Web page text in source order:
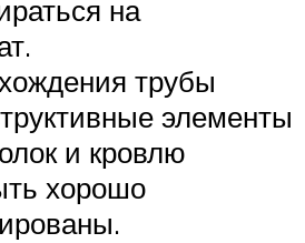
на
трубы
элементы
и кровлю
хорошо